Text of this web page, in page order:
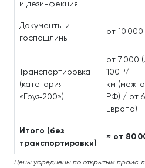
и дезинфекция
Документы и
госпошлины
от 10 000
Транспортировка
(категория
«Груз‑200»)
от 7 000
100 ₽/
км
РФ) / от
Европа)
Итого (без
транспортировки)
≈ от 80
Цены усреднены по открытым